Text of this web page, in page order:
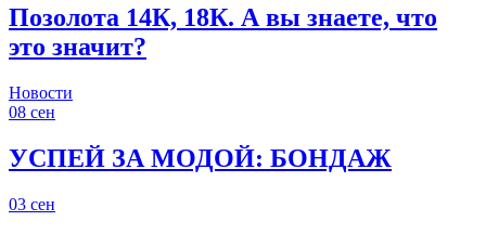
Позолота 14К, 18К. А вы знаете, что
это значит?
Новости
08 сен
УСПЕЙ ЗА МОДОЙ: БОНДАЖ
03 сен